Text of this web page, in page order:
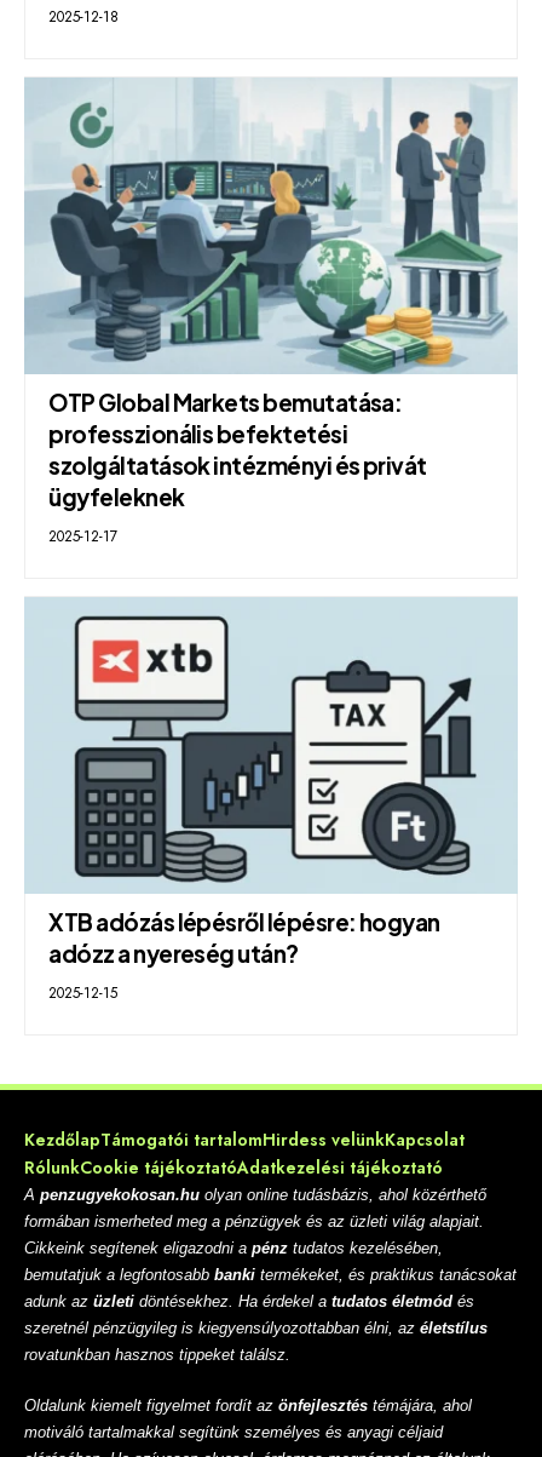
2025-12-18
OTP Global Markets bemutatása:
professzionális befektetési
szolgáltatások intézményi és privát
ügyfeleknek
2025-12-17
XTB adózás lépésről lépésre: hogyan
adózz a nyereség után?
2025-12-15
KezdőlapTámogatói tartalomHirdess velünkKapcsolat
RólunkCookie tájékoztatóAdatkezelési tájékoztató
A penzugyekokosan.hu olyan online tudásbázis, ahol közérthető
formában ismerheted meg a pénzügyek és az üzleti világ alapjait.
Cikkeink segítenek eligazodni a pénz tudatos kezelésében,
bemutatjuk a legfontosabb banki termékeket, és praktikus tanácsokat
adunk az üzleti döntésekhez. Ha érdekel a tudatos életmód és
szeretnél pénzügyileg is kiegyensúlyozottabban élni, az életstílus
rovatunkban hasznos tippeket találsz.
Oldalunk kiemelt figyelmet fordít az önfejlesztés témájára, ahol
motiváló tartalmakkal segítünk személyes és anyagi céljaid